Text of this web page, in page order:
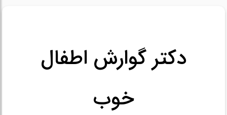
دکتر گوارش اطفال
خوب